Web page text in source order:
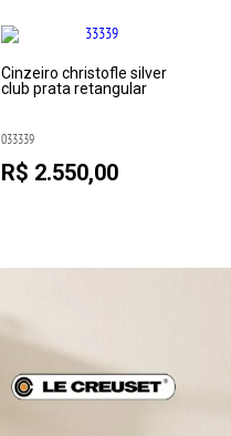
Cinzeiro christofle silver
club prata retangular
033339
R$ 2.550,00